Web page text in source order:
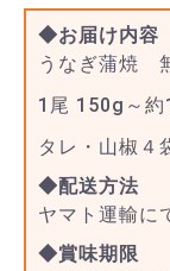
◆お届け内容
うなぎ蒲焼
1尾 150g～
タレ・山椒４
◆配送方法
ヤマト運輸に
◆賞味期限